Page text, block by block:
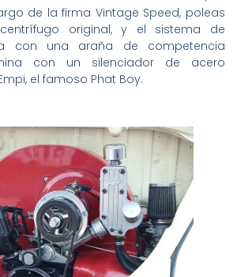
de la firma Vintage Speed, poleas
centrífugo original, y el sistema de
con una araña de competencia
con un silenciador de acero
el famoso Phat Boy.